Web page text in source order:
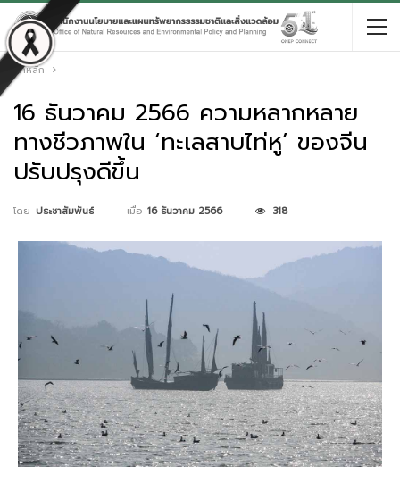
หน้าหลัก
16 ธันวาคม 2566 ความหลากหลาย
ทางชีวภาพใน ‘ทะเลสาบไท่หู’ ของจีน
ปรับปรุงดีขึ้น
โดย ประชาสัมพันธ์ เมื่อ 16 ธันวาคม 2566 318